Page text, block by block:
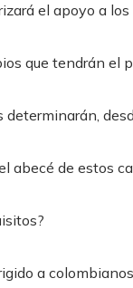
el apoyo a
que tendrán el
determinarán,
abecé de estos
a